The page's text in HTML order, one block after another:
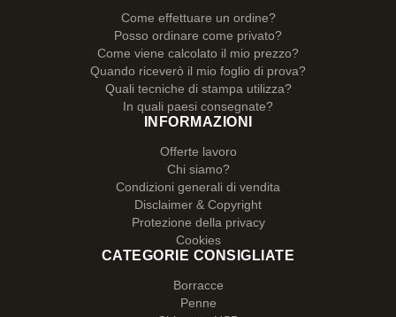
Come effettuare un ordine?
Posso ordinare come privato?
Come viene calcolato il mio prezzo?
Quando riceverò il mio foglio di prova?
Quali tecniche di stampa utilizza?
In quali paesi consegnate?
INFORMAZIONI
Offerte lavoro
Chi siamo?
Condizioni generali di vendita
Disclaimer & Copyright
Protezione della privacy
Cookies
CATEGORIE CONSIGLIATE
Borracce
Penne